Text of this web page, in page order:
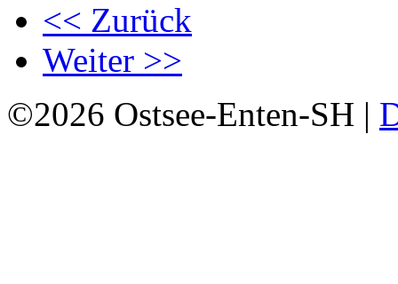
<< Zurück
Weiter >>
©2026 Ostsee-Enten-SH |